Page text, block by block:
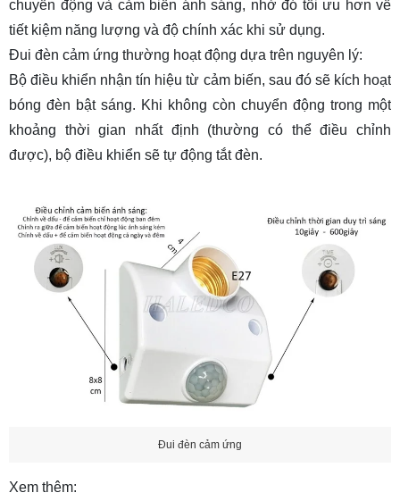
chuyển động và cảm biến ánh sáng, nhờ đó tối ưu hơn về
tiết kiệm năng lượng và độ chính xác khi sử dụng.
Đui đèn cảm ứng thường hoạt động dựa trên nguyên lý:
Bộ điều khiển nhận tín hiệu từ cảm biến, sau đó sẽ kích hoạt
bóng đèn bật sáng. Khi không còn chuyển động trong một
khoảng thời gian nhất định (thường có thể điều chỉnh
được), bộ điều khiển sẽ tự động tắt đèn.
Đui đèn cảm ứng
Xem thêm: